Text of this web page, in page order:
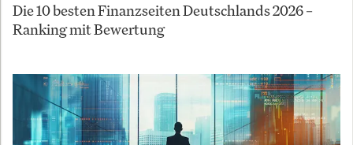
Die 10 besten Finanzseiten Deutschlands 2026 –
Ranking mit Bewertung